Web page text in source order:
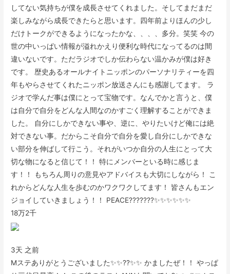
してない気持ちが僕を成長させてくれました。そしてまだまだ
楽しみながら成長できたらと思います。四年前よりほんの少し
だけトークができるようになったかな、、、、多分。笑笑 今の
世の中いっぱい情報が溢れかえり便利な時代になってるのは間
違いないです。ただラジオでしか伝わらない温かみが僕は好き
です。 歴史あるオールナイトニッポンのパーソナリティーを四
年もやらさせてくれたニッポン放送さんにも感謝してます。 ラ
ジオで学んだ事は僕にとって宝物です。なんでかと言うと、僕
は自分で自分をどんな人間なのかすごく理解することができま
した。 自分にしかできない事や、逆に、やりたいけど俺には絶
対できない事。だからこそ自分で自分を愛し自分にしかできな
い部分を伸ばして行こう。それがいつか自分の人生にとって大
切な物になると信じて！！ 特にメンバーといる時に感じま
す！！ もちろん周りの意見やアドバイスも大切にしながら！ こ
れからどんな人生を歩むのかワクワクしてます！ 皆さんもエン
ジョイしていきましょう！！ PEACE???????✨✨✨✨✨✨
18万2千
3天 之前
Mステありがとうございました✨✨??✨✨ かましたぜ！！ やっぱ